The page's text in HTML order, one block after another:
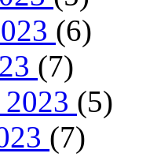
(6)
(7)
(5)
(7)